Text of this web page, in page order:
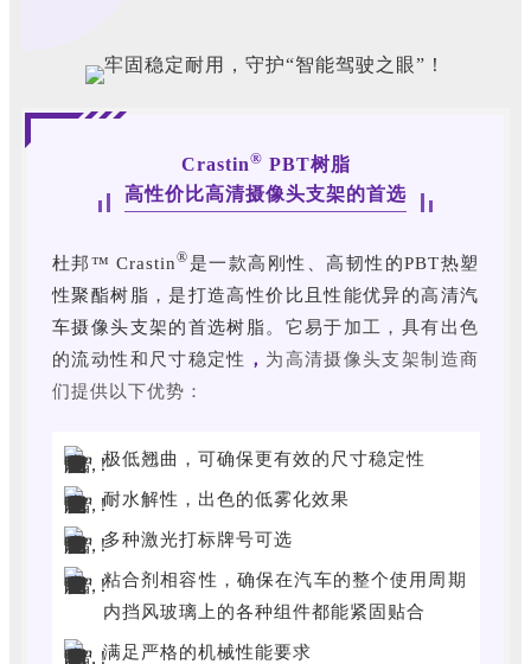
Crastin® PBT树脂
高性价比高清摄像头支架的首选
杜邦™ Crastin® 是一款高刚性、高韧性的PBT热塑
性聚酯树脂，是打造高性价比且性能优异的高清汽
车摄像头支架的首选树脂。 它易于加工，具有出色
的流动性和尺寸稳定性 ， 为高清摄像头支架制造商
们提供以下优势：
极低翘曲，可确保更有效的尺寸稳定性
耐水解性，出色的低雾化效果
多种激光打标牌号可选
粘合剂相容性，确保在汽车的整个使用周期
内挡风玻璃上的各种组件都能紧固贴合
满足严格的机械性能要求